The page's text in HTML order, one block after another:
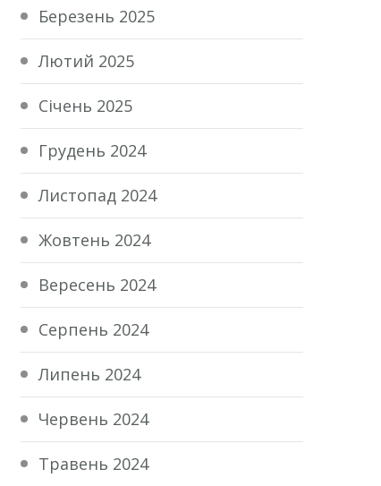
Березень 2025
Лютий 2025
Січень 2025
Грудень 2024
Листопад 2024
Жовтень 2024
Вересень 2024
Серпень 2024
Липень 2024
Червень 2024
Травень 2024